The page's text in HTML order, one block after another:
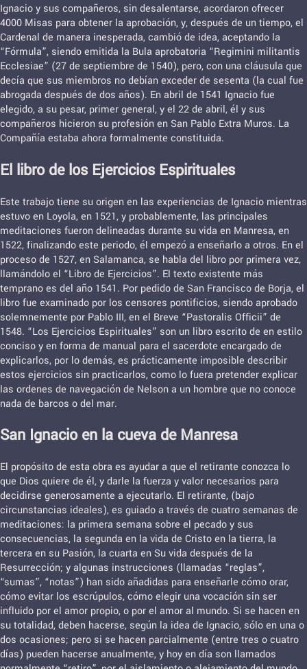
Ignacio y sus compañeros, sin desalentarse, acordaron ofrecer
4000 Misas para obtener la aprobación, y, después de un tiempo, el
Cardenal de manera inesperada, cambió de idea, aceptando la
“Fórmula”, siendo emitida la Bula aprobatoria “Regimini militantis
Ecclesiae” (27 de septiembre de 1540), pero, con una cláusula que
decía que sus miembros no debían exceder de sesenta (la cual fue
abrogada después de dos años). En abril de 1541 Ignacio fue
elegido, a su pesar, primer general, y el 22 de abril, él y sus
compañeros hicieron su profesión en San Pablo Extra Muros. La
Compañía estaba ahora formalmente constituida.
El libro de los Ejercicios Espirituales
Este trabajo tiene su origen en las experiencias de Ignacio mientras
estuvo en Loyola, en 1521, y probablemente, las principales
meditaciones fueron delineadas durante su vida en Manresa, en
1522, finalizando este periodo, él empezó a enseñarlo a otros. En el
proceso de 1527, en Salamanca, se habla del libro por primera vez,
llamándolo el “Libro de Ejercicios”. El texto existente más
temprano es del año 1541. Por pedido de San Francisco de Borja, el
libro fue examinado por los censores pontificios, siendo aprobado
solemnemente por Pablo III, en el Breve “Pastoralis Officii” de
1548. “Los Ejercicios Espirituales” son un libro escrito de en estilo
conciso y en forma de manual para el sacerdote encargado de
explicarlos, por lo demás, es prácticamente imposible describir
estos ejercicios sin practicarlos, como lo fuera pretender explicar
las ordenes de navegación de Nelson a un hombre que no conoce
nada de barcos o del mar.
San Ignacio en la cueva de Manresa
El propósito de esta obra es ayudar a que el retirante conozca lo
que Dios quiere de él, y darle la fuerza y valor necesarios para
decidirse generosamente a ejecutarlo. El retirante, (bajo
circunstancias ideales), es guiado a través de cuatro semanas de
meditaciones: la primera semana sobre el pecado y sus
consecuencias, la segunda en la vida de Cristo en la tierra, la
tercera en su Pasión, la cuarta en Su vida después de la
Resurrección; y algunas instrucciones (llamadas “reglas”,
“sumas”, “notas”) han sido añadidas para enseñarle cómo orar,
cómo evitar los escrúpulos, cómo elegir una vocación sin ser
influido por el amor propio, o por el amor al mundo. Si se hacen en
su totalidad, deben hacerse, según la idea de Ignacio, sólo en una o
dos ocasiones; pero si se hacen parcialmente (entre tres o cuatro
días) pueden hacerse anualmente, y hoy en día son llamados